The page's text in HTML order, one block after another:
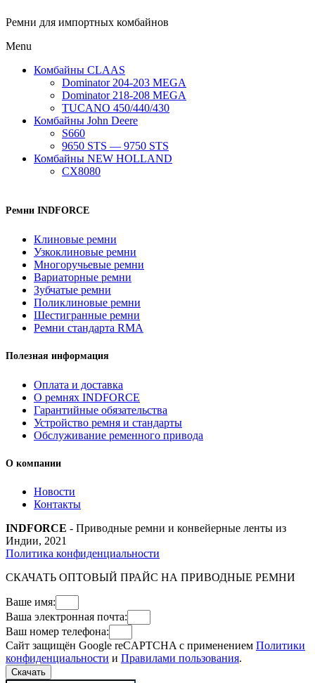
Ремни для импортных комбайнов
Menu
Комбайны CLAAS
Dominator 204-203 MEGA
Dominator 218-208 MEGA
TUCANO 450/440/430
Комбайны John Deere
S660
9650 STS — 9750 STS
Комбайны NEW HOLLAND
CX8080
Ремни INDFORCE
Клиновые ремни
Узкоклиновые ремни
Многоручьевые ремни
Вариаторные ремни
Зубчатые ремни
Поликлиновые ремни
Шестигранные ремни
Ремни стандарта RMA
Полезная информация
Оплата и доставка
О ремнях INDFORCE
Гарантийные обязательства
Устройство ремня и стандарты
Обслуживание ременного привода
О компании
Новости
Контакты
INDFORCE - Приводные ремни и конвейерные ленты из
Индии, 2021
Политика конфиденциальности
СКАЧАТЬ ОПТОВЫЙ ПРАЙС НА ПРИВОДНЫЕ РЕМНИ
Ваше имя:
Ваша электронная почта:
Ваш номер телефона:
Сайт защищён Google reCAPTCHA с применением Политики
конфиденциальности и Правилами пользования.
Скачать